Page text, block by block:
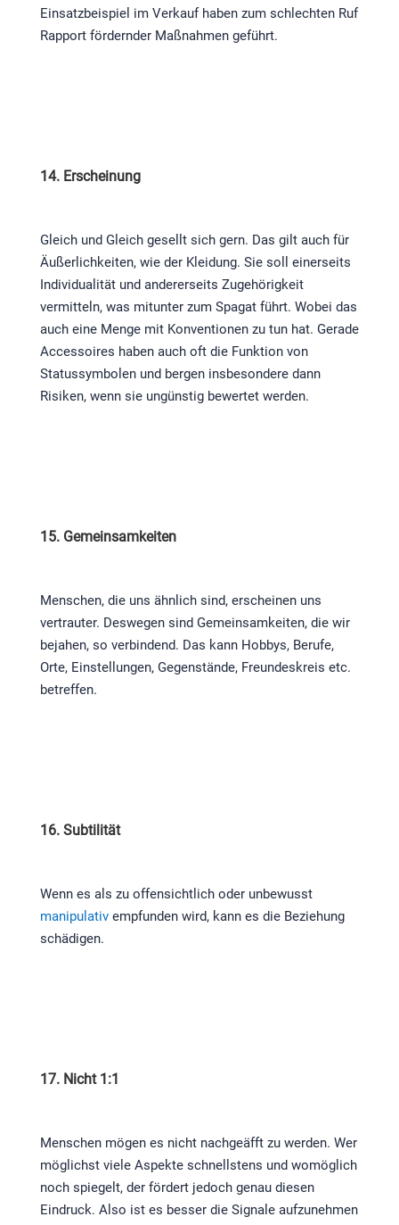
Einsatzbeispiel im Verkauf haben zum schlechten Ruf
Rapport fördernder Maßnahmen geführt.
14. Erscheinung
Gleich und Gleich gesellt sich gern. Das gilt auch für
Äußerlichkeiten, wie der Kleidung. Sie soll einerseits
Individualität und andererseits Zugehörigkeit
vermitteln, was mitunter zum Spagat führt. Wobei das
auch eine Menge mit Konventionen zu tun hat. Gerade
Accessoires haben auch oft die Funktion von
Statussymbolen und bergen insbesondere dann
Risiken, wenn sie ungünstig bewertet werden.
15. Gemeinsamkeiten
Menschen, die uns ähnlich sind, erscheinen uns
vertrauter. Deswegen sind Gemeinsamkeiten, die wir
bejahen, so verbindend. Das kann Hobbys, Berufe,
Orte, Einstellungen, Gegenstände, Freundeskreis etc.
betreffen.
16. Subtilität
Wenn es als zu offensichtlich oder unbewusst
manipulativempfunden wird, kann es die Beziehung
schädigen.
17. Nicht 1:1
Menschen mögen es nicht nachgeäfft zu werden. Wer
möglichst viele Aspekte schnellstens und womöglich
noch spiegelt, der fördert jedoch genau diesen
Eindruck. Also ist es besser die Signale aufzunehmen